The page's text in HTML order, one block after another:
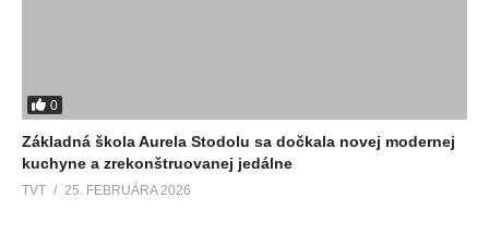
0
Základná škola Aurela Stodolu sa dočkala novej modernej
kuchyne a zrekonštruovanej jedálne
TVT 25. FEBRUÁRA 2026